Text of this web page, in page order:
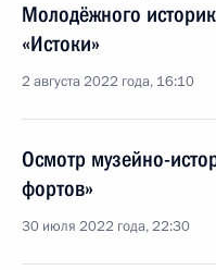
Молодёжного
«Истоки»
2 августа 2022 года, 16:10
Осмотр музейно-
фортов»
30 июля 2022 года, 22:30